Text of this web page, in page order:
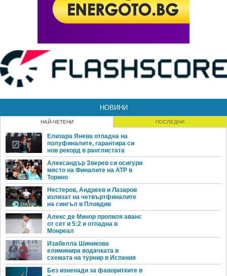
НОВИНИ
НАЙ-ЧЕТЕНИ ПОСЛЕДНИ
Елизара Янева отпадна на
полуфиналите, гарантира си
нов рекорд в ранглистата
Александър Зверев си осигури
място на Финалите на ATP в
Торино
Нестеров, Андреев и Лазаров
излизат на четвъртфиналите
на сингъл в Пловдив
Алекс де Минор пропиля аванс
от сет и 5:2 и отпадна в
Монреал
Изабелла Шиникова
елиминира водачката в
схемата на турнир в Испания
Без изненади за фаворитките в